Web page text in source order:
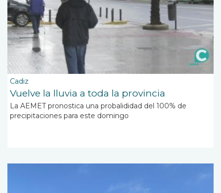
Cadiz
Vuelve la lluvia a toda la provincia
La AEMET pronostica una probalididad del 100% de
precipitaciones para este domingo